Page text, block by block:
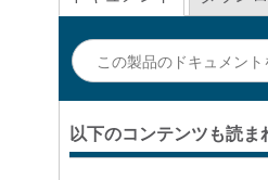
以下のコンテンツも読ま